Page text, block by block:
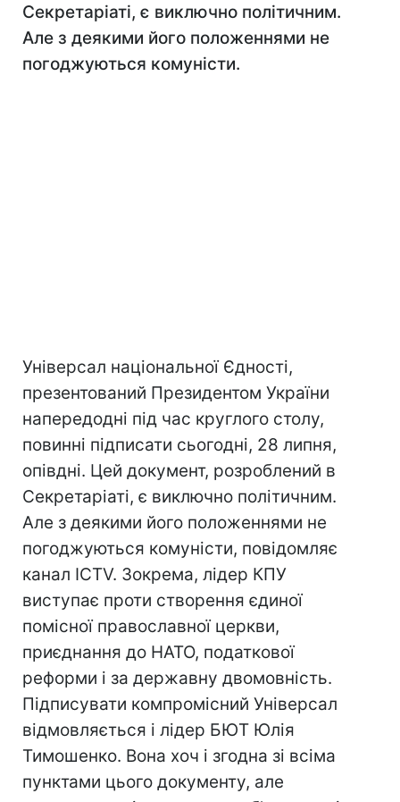
Секретаріаті, є виключно політичним.
Але з деякими його положеннями не
погоджуються комуністи.
Універсал національної Єдності,
презентований Президентом України
напередодні під час круглого столу,
повинні підписати сьогодні, 28 липня,
опівдні. Цей документ, розроблений в
Секретаріаті, є виключно політичним.
Але з деякими його положеннями не
погоджуються комуністи, повідомляє
канал ICTV. Зокрема, лідер КПУ
виступає проти створення єдиної
помісної православної церкви,
приєднання до НАТО, податкової
реформи і за державну двомовність.
Підписувати компромісний Універсал
відмовляється і лідер БЮТ Юлія
Тимошенко. Вона хоч і згодна зі всіма
пунктами цього документу, але